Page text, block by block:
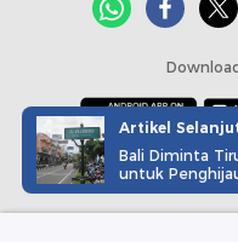
Copyright @ 2026
Artikel
Bali Diminta
untuk